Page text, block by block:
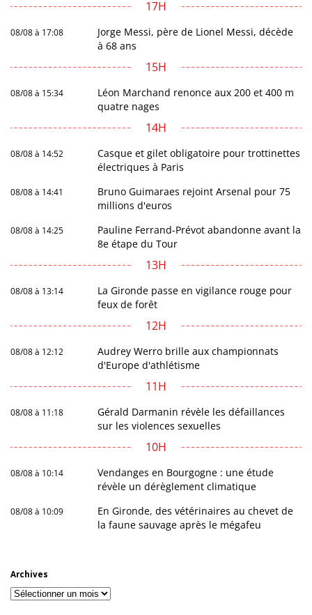
17H
08/08 à 17:08
Jorge Messi, père de Lionel Messi, décède
à 68 ans
15H
08/08 à 15:34
Léon Marchand renonce aux 200 et 400 m
quatre nages
14H
08/08 à 14:52
Casque et gilet obligatoire pour trottinettes
électriques à Paris
08/08 à 14:41
Bruno Guimaraes rejoint Arsenal pour 75
millions d'euros
08/08 à 14:25
Pauline Ferrand-Prévot abandonne avant la
8e étape du Tour
13H
08/08 à 13:14
La Gironde passe en vigilance rouge pour
feux de forêt
12H
08/08 à 12:12
Audrey Werro brille aux championnats
d'Europe d'athlétisme
11H
08/08 à 11:18
Gérald Darmanin révèle les défaillances
sur les violences sexuelles
10H
08/08 à 10:14
Vendanges en Bourgogne : une étude
révèle un dérèglement climatique
08/08 à 10:09
En Gironde, des vétérinaires au chevet de
la faune sauvage après le mégafeu
Archives
Archives